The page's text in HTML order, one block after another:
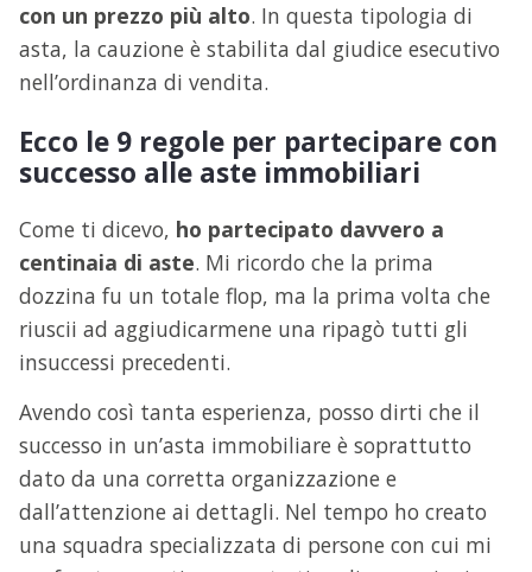
con un prezzo più alto. In questa tipologia di
asta, la cauzione è stabilita dal giudice esecutivo
nell’ordinanza di vendita.
Ecco le 9 regole per partecipare con
successo alle aste immobiliari
Come ti dicevo, ho partecipato davvero a
centinaia di aste. Mi ricordo che la prima
dozzina fu un totale flop, ma la prima volta che
riuscii ad aggiudicarmene una ripagò tutti gli
insuccessi precedenti.
Avendo così tanta esperienza, posso dirti che il
successo in un’asta immobiliare è soprattutto
dato da una corretta organizzazione e
dall’attenzione ai dettagli. Nel tempo ho creato
una squadra specializzata di persone con cui mi